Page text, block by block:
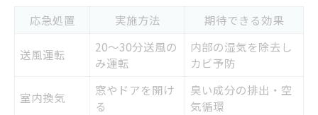
応急処置 実施方法 期待できる効果
送風運転
20～30分送風の
み運転
内部の湿気を除去し
カビ予防
室内換気
窓やドアを開け
る
臭い成分の排出・空
気循環